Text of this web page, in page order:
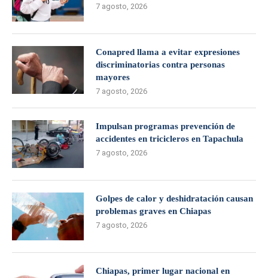
7 agosto, 2026
Conapred llama a evitar expresiones
discriminatorias contra personas
mayores
7 agosto, 2026
Impulsan programas prevención de
accidentes en tricicleros en Tapachula
7 agosto, 2026
Golpes de calor y deshidratación causan
problemas graves en Chiapas
7 agosto, 2026
Chiapas, primer lugar nacional en